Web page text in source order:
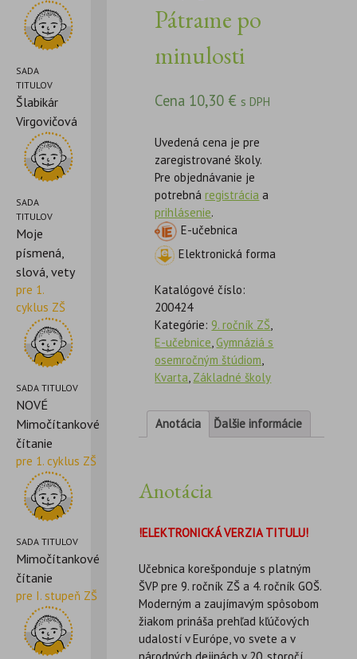
SADA
TITULOV
Šlabikár
Virgovičová
SADA
TITULOV
Moje
písmená,
slová, vety
pre 1.
cyklus ZŠ
SADA TITULOV
NOVÉ
Mimočítankové
čítanie
pre 1. cyklus ZŠ
SADA TITULOV
Mimočítankové
čítanie
pre I. stupeň ZŠ
Pátrame po
minulosti
Cena 10,30 € s DPH
Uvedená cena je pre
zaregistrované školy.
Pre objednávanie je
potrebnáregistrácia a
prihlásenie.
E-učebnica
Elektronická forma
Katalógové číslo:
200424
Kategórie: 9. ročník ZŠ,
E-učebnice,Gymnáziá s
osemročným štúdiom,
Kvarta, Základné školy
Anotácia Ďalšie informácie
Anotácia
!ELEKTRONICKÁ VERZIA TITULU!
Učebnica korešponduje s platným
ŠVP pre 9. ročník ZŠ a 4. ročník GOŠ.
Moderným a zaujímavým spôsobom
žiakom prináša prehľad kľúčových
udalostí v Európe, vo svete a v